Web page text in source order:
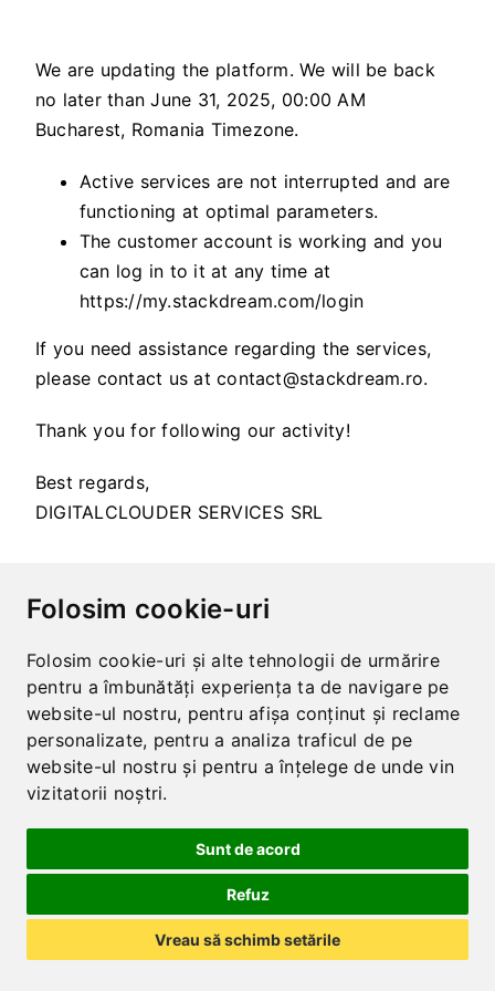
Folosim cookie-uri
Folosim cookie-uri și alte tehnologii de urmărire
pentru a îmbunătăți experiența ta de navigare pe
website-ul nostru, pentru afișa conținut și reclame
personalizate, pentru a analiza traficul de pe
website-ul nostru și pentru a înțelege de unde vin
vizitatorii noștri.
Sunt de acord
Refuz
Vreau să schimb setările
We are updating the platform. We will be back
no later than June 31, 2025, 00:00 AM
Bucharest, Romania Timezone.
Active services are not interrupted and are
functioning at optimal parameters.
The customer account is working and you
can log in to it at any time at
https://my.stackdream.com/login
If you need assistance regarding the services,
please contact us atcontact@stackdream.ro.
Thank you for following our activity!
Best regards,
DIGITALCLOUDER SERVICES SRL